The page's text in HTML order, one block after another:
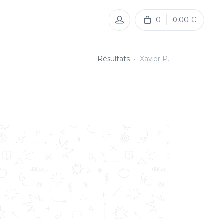
0 0,00 €
Résultats Xavier P.